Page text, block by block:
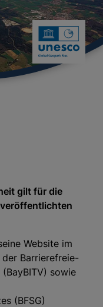
gilt für die
Website im
Barrierefreie-
sowie
(BFSG)